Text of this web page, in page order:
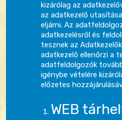
kizárólag az
az adatkezelő
eljárni. Az
adatkezelésről és
tesznek az
adatkezelő ellenőrzi a
adatfeldolgozók
igénybe vételére
előzetes
WEB